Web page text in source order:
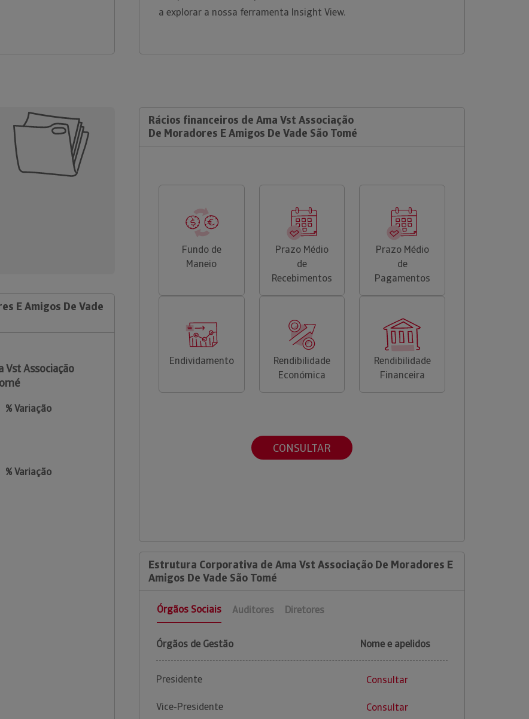
a explorar a nossa ferramenta Insight View.
E Amigos De Vade
Vst Associação
% Variação
% Variação
Rácios financeiros de Ama Vst Associação
De Moradores E Amigos De Vade São Tomé
Fundo de
Maneio
Prazo Médio
de
Recebimentos
Prazo Médio
de
Pagamentos
Endividamento
Rendibilidade
Económica
Rendibilidade
Financeira
CONSULTAR
Estrutura Corporativa de Ama Vst Associação De Moradores E
Amigos De Vade São Tomé
Órgãos Sociais Auditores Diretores
Órgãos de Gestão Nome e apelidos
Presidente Consultar
Vice-Presidente Consultar